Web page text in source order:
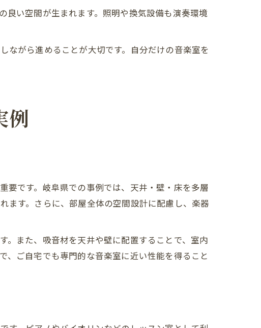
良い空間が生まれます。照明や換気設備も演奏環境
ながら進めることが大切です。自分だけの音楽室を
例
要です。岐阜県での事例では、天井・壁・床を多層
ます。さらに、部屋全体の空間設計に配慮し、楽器
。また、吸音材を天井や壁に配置することで、室内
、ご自宅でも専門的な音楽室に近い性能を得ること